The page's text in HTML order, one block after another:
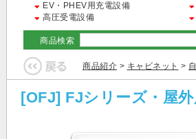
EV・PHEV用充電設備
高圧受電設備
商品検索
商品紹介 > キャビネット >
[OFJ] FJシリーズ・屋